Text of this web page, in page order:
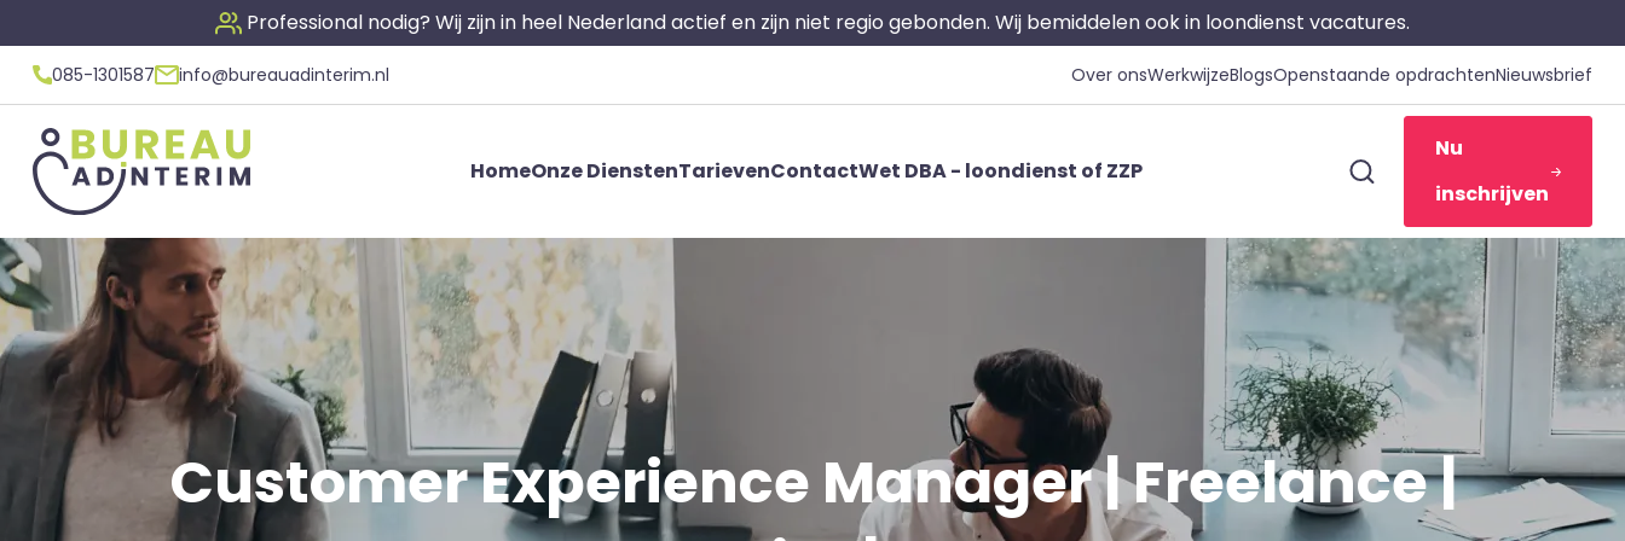
Professional nodig? Wij zijn in heel Nederland actief en zijn niet regio gebonden. Wij bemiddelen ook in loondienst vacatures.
085-1301587 info@bureauadinterim.nl Over onsWerkwijzeBlogsOpenstaande opdrachtenNieuwsbrief
HomeOnze DienstenTarievenContactWet DBA - loondienst of ZZP
Nu
inschrijven
Customer Experience Manager | Freelance |